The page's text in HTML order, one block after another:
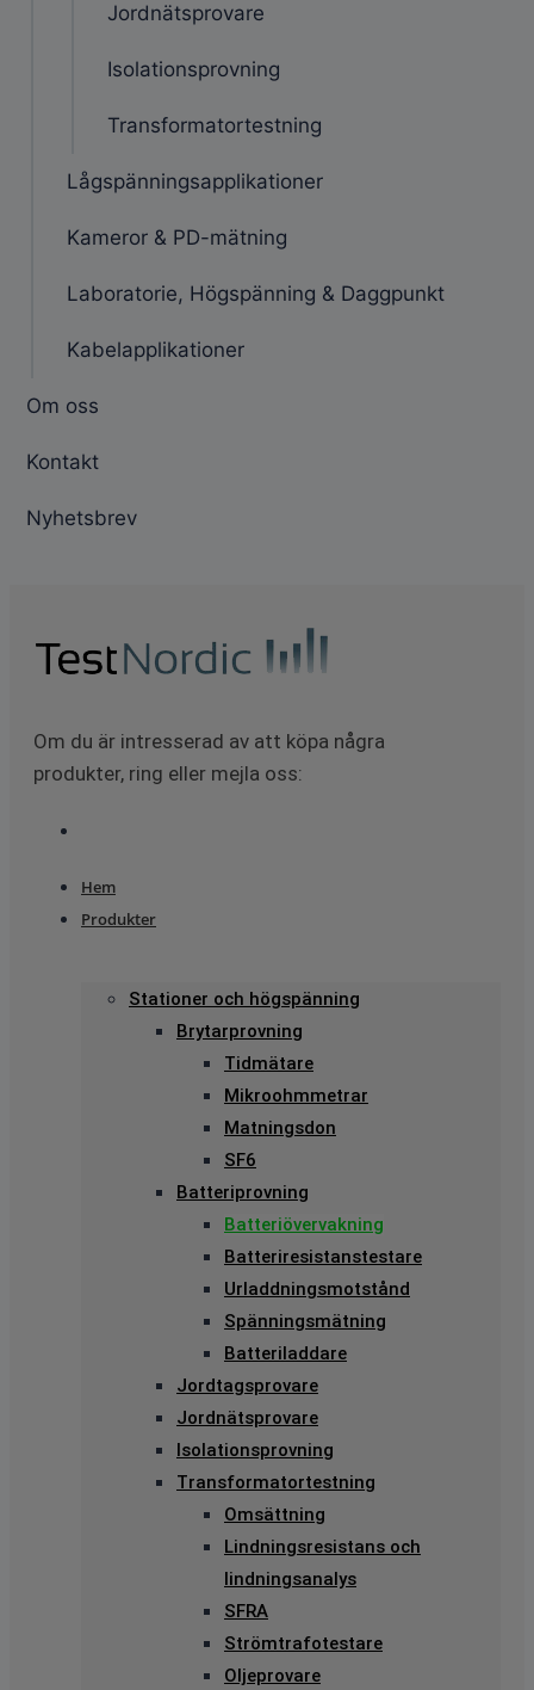
Jordnätsprovare
Isolationsprovning
Transformatortestning
Lågspänningsapplikationer
Kameror & PD-mätning
Laboratorie, Högspänning & Daggpunkt
Kabelapplikationer
Om oss
Kontakt
Nyhetsbrev
Om du är intresserad av att köpa några
produkter, ring eller mejla oss:
Hem
Produkter
Stationer och högspänning
Brytarprovning
Tidmätare
Mikroohmmetrar
Matningsdon
SF6
Batteriprovning
Batteriövervakning
Batteriresistanstestare
Urladdningsmotstånd
Spänningsmätning
Batteriladdare
Jordtagsprovare
Jordnätsprovare
Isolationsprovning
Transformatortestning
Omsättning
Lindningsresistans och
lindningsanalys
SFRA
Strömtrafotestare
Oljeprovare